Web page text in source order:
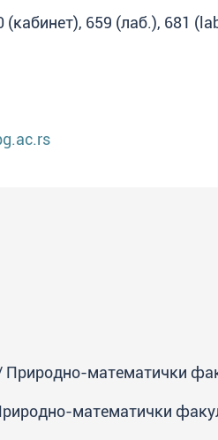
(кабинет), 659 (лаб.), 681
Природно-математички
математички